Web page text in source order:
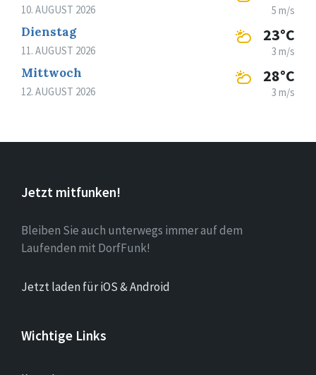
10. AUGUST 2026 5 m/s
Dienstag
11. AUGUST 2026
23°C
3 m/s
Mittwoch
12. AUGUST 2026
28°C
3 m/s
Jetzt mitfunken!
Bleiben Sie auch unterwegs immer auf dem
Laufenden mit DorfFunk!
Jetzt laden für iOS & Android
Wichtige Links